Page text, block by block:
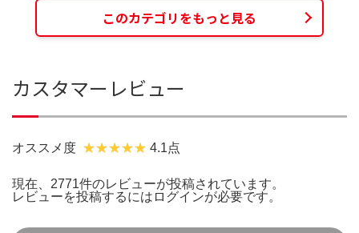
このカテゴリをもっと見る
カスタマーレビュー
オススメ度 4.1点
現在、2771件のレビューが投稿されています。
レビューを投稿するには ログインが必要です。